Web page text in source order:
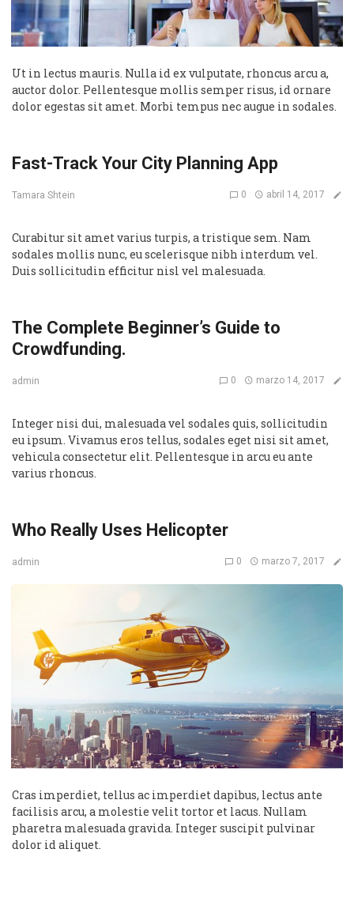
Ut in lectus mauris. Nulla id ex vulputate, rhoncus arcu a,
auctor dolor. Pellentesque mollis semper risus, id ornare
dolor egestas sit amet. Morbi tempus nec augue in sodales.
Fast-Track Your City Planning App
Tamara Shtein 0 abril 14, 2017
Curabitur sit amet varius turpis, a tristique sem. Nam
sodales mollis nunc, eu scelerisque nibh interdum vel.
Duis sollicitudin efficitur nisl vel malesuada.
The Complete Beginner’s Guide to
Crowdfunding.
admin 0 marzo 14, 2017
Integer nisi dui, malesuada vel sodales quis, sollicitudin
eu ipsum. Vivamus eros tellus, sodales eget nisi sit amet,
vehicula consectetur elit. Pellentesque in arcu eu ante
varius rhoncus.
Who Really Uses Helicopter
admin 0 marzo 7, 2017
Cras imperdiet, tellus ac imperdiet dapibus, lectus ante
facilisis arcu, a molestie velit tortor et lacus. Nullam
pharetra malesuada gravida. Integer suscipit pulvinar
dolor id aliquet.